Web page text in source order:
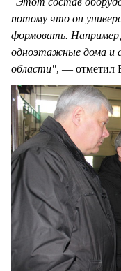
потому что он
формовать.
одноэтажные дома и
области", —